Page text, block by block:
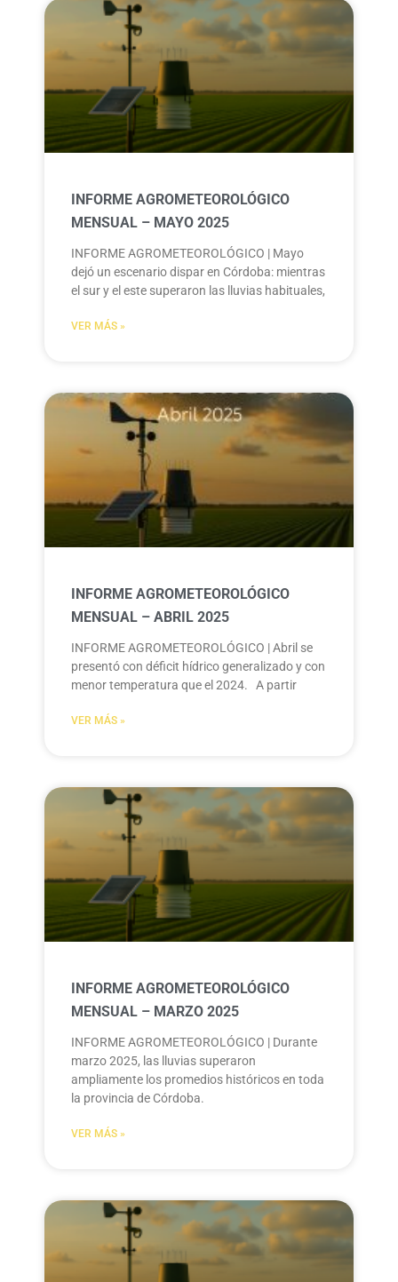
INFORME AGROMETEOROLÓGICO
MENSUAL – MAYO 2025
INFORME AGROMETEOROLÓGICO | Mayo
dejó un escenario dispar en Córdoba: mientras
el sur y el este superaron las lluvias habituales,
VER MÁS »
INFORME AGROMETEOROLÓGICO
MENSUAL – ABRIL 2025
INFORME AGROMETEOROLÓGICO | Abril se
presentó con déficit hídrico generalizado y con
menor temperatura que el 2024. A partir
VER MÁS »
INFORME AGROMETEOROLÓGICO
MENSUAL – MARZO 2025
INFORME AGROMETEOROLÓGICO | Durante
marzo 2025, las lluvias superaron
ampliamente los promedios históricos en toda
la provincia de Córdoba.
VER MÁS »